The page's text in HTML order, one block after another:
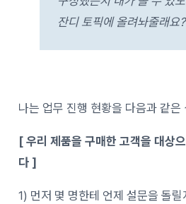
잔디 토픽에 올려놔줄래요
나는 업무 진행 현황을 다음과 같은
[ 우리 제품을 구매한 고객을 대상
다 ]
1) 먼저 몇 명한테 언제 설문을 돌